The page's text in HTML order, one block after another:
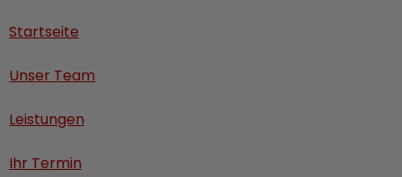
Startseite
Unser Team
Leistungen
Ihr Termin